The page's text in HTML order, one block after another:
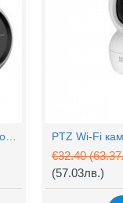
€32.40
(57.03лв.)